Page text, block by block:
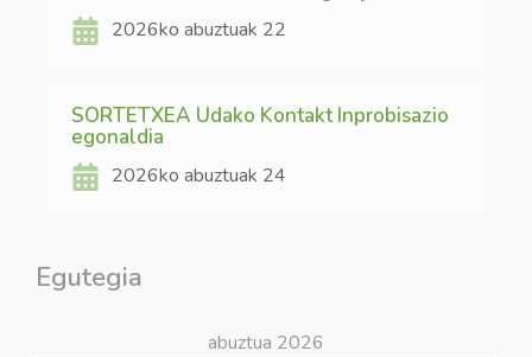
2026ko abuztuak 22
SORTETXEA Udako Kontakt Inprobisazio
egonaldia
2026ko abuztuak 24
Egutegia
abuztua 2026